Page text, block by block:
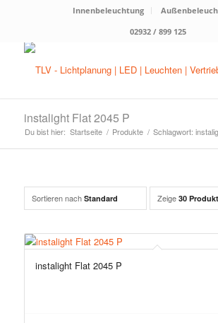
Innenbeleuchtung
02932 / 899 125
instalight Flat 2045 P
Du bist hier: Startseite / Produkte / Schlagwort:
Sortieren nach Standard Zeige 30
instalight Flat 2045 P